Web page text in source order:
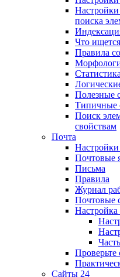
Настройки
поиска
Что
Правила
Статистика
Полезные
Типичные
Поиск
свойствам
Почта
Почтовые
Письма
Правила
Журнал
Почтовые
Проверьте
Сайты 24